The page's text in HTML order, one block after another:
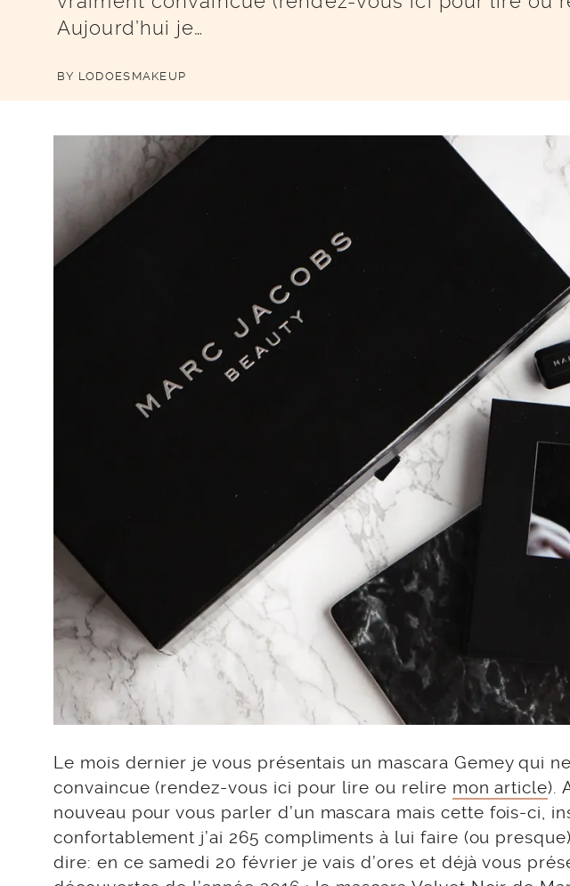
Aujourd’hui je…
BY LODOESMAKEUP
Le mois dernier je vous présentais un mascara Gemey qui
convaincue (rendez-vous ici pour lire ou relire mon article).
nouveau pour vous parler d’un mascara mais cette fois-ci,
confortablement j’ai 265 compliments à lui faire (ou
dire: en ce samedi 20 février je vais d’ores et déjà vous